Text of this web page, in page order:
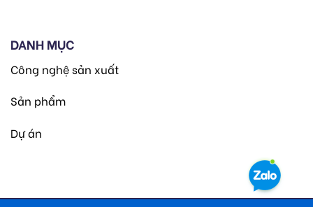
DANH MỤC
Công nghệ sản xuất
Sản phẩm
Dự án